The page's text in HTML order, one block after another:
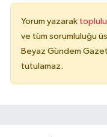
Yorum yazarak
ve tüm sorumluluğu
Beyaz Gündem
tutulamaz.